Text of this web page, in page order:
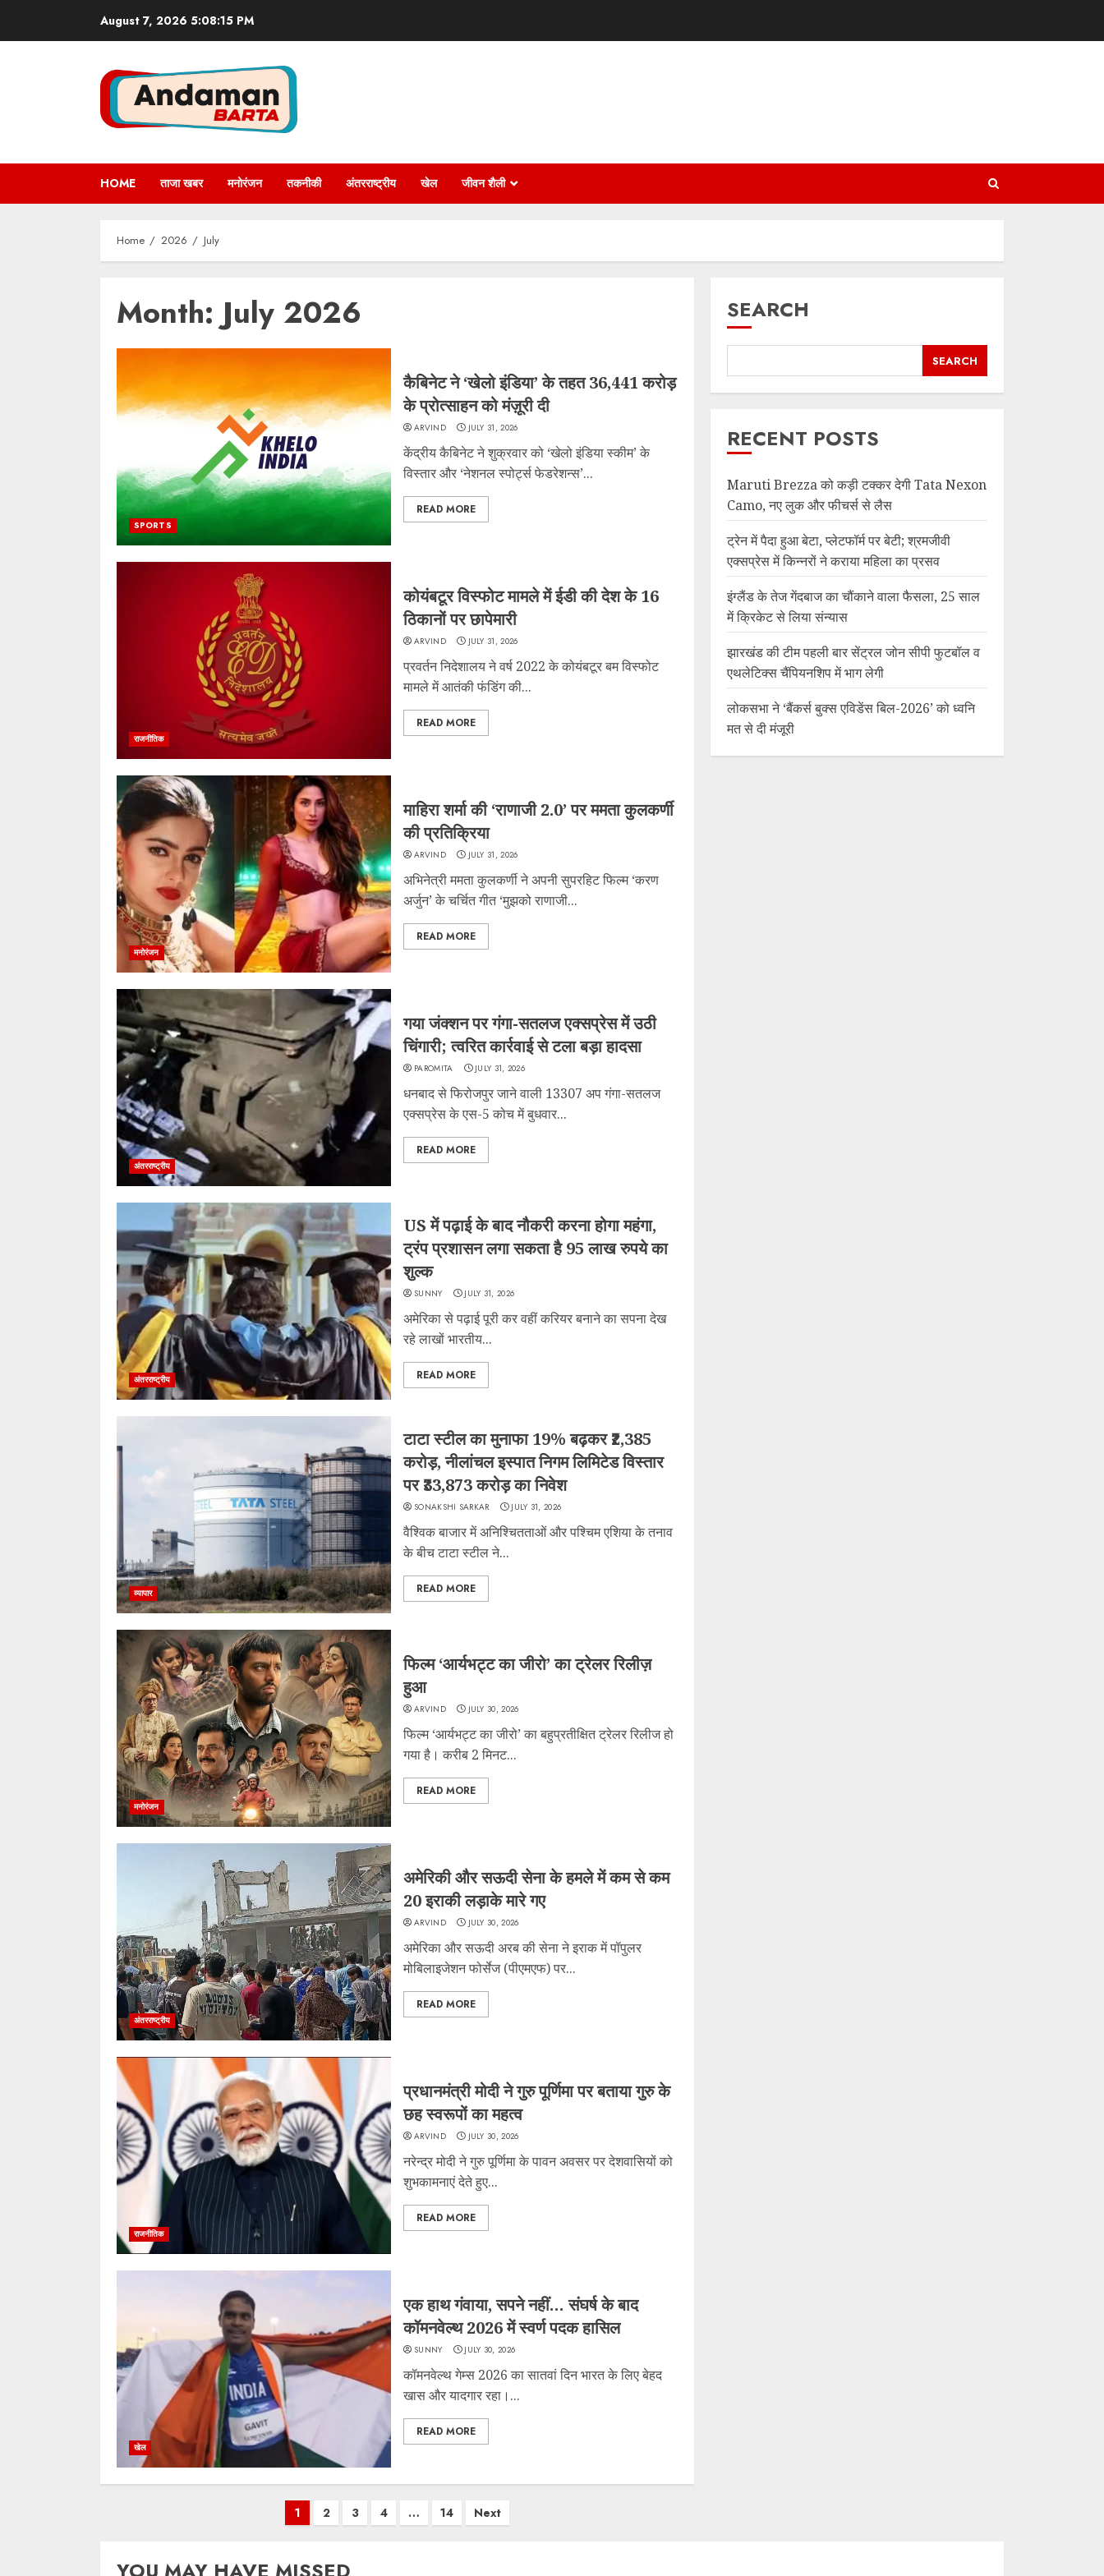
August 7, 2026 5:08:16 PM
HOME ताजा खबर मनोरंजन तकनीकी अंतरराष्ट्रीय खेल जीवन शैली
Home 2026 July
Month:July 2026
SPORTS
कैबिनेट ने ‘खेलो इंडिया’ के तहत 36,441 करोड़
के प्रोत्साहन को मंज़ूरी दी
ARVIND JULY 31, 2026
केंद्रीय कैबिनेट ने शुक्रवार को ‘खेलो इंडिया स्कीम’ के
विस्तार और ‘नेशनल स्पोर्ट्स फेडरेशन्स’...
READ MORE
राजनीतिक
कोयंबटूर विस्फोट मामले में ईडी की देश के 16
ठिकानों पर छापेमारी
ARVIND JULY 31, 2026
प्रवर्तन निदेशालय ने वर्ष 2022 के कोयंबटूर बम विस्फोट
मामले में आतंकी फंडिंग की...
READ MORE
मनोरंजन
माहिरा शर्मा की ‘राणाजी 2.0’ पर ममता कुलकर्णी
की प्रतिक्रिया
ARVIND JULY 31, 2026
अभिनेत्री ममता कुलकर्णी ने अपनी सुपरहिट फिल्म ‘करण
अर्जुन’ के चर्चित गीत ‘मुझको राणाजी...
READ MORE
अंतरराष्ट्रीय
गया जंक्शन पर गंगा-सतलज एक्सप्रेस में उठी
चिंगारी; त्वरित कार्रवाई से टला बड़ा हादसा
PAROMITA JULY 31, 2026
धनबाद से फिरोजपुर जाने वाली 13307 अप गंगा-सतलज
एक्सप्रेस के एस-5 कोच में बुधवार...
READ MORE
अंतरराष्ट्रीय
US में पढ़ाई के बाद नौकरी करना होगा महंगा,
ट्रंप प्रशासन लगा सकता है 95 लाख रुपये का
शुल्क
SUNNY JULY 31, 2026
अमेरिका से पढ़ाई पूरी कर वहीं करियर बनाने का सपना देख
रहे लाखों भारतीय...
READ MORE
व्यापार
टाटा स्टील का मुनाफा 19% बढ़कर ₹2,385
करोड़, नीलांचल इस्पात निगम लिमिटेड विस्तार
पर ₹33,873 करोड़ का निवेश
SONAKSHI SARKAR JULY 31, 2026
वैश्विक बाजार में अनिश्चितताओं और पश्चिम एशिया के तनाव
के बीच टाटा स्टील ने...
READ MORE
मनोरंजन
फिल्म ‘आर्यभट्ट का जीरो’ का ट्रेलर रिलीज़
हुआ
ARVIND JULY 30, 2026
फिल्म ‘आर्यभट्ट का जीरो’ का बहुप्रतीक्षित ट्रेलर रिलीज हो
गया है। करीब 2 मिनट...
READ MORE
अंतरराष्ट्रीय
अमेरिकी और सऊदी सेना के हमले में कम से कम
20 इराकी लड़ाके मारे गए
ARVIND JULY 30, 2026
अमेरिका और सऊदी अरब की सेना ने इराक में पॉपुलर
मोबिलाइजेशन फोर्सेज (पीएमएफ) पर...
READ MORE
राजनीतिक
प्रधानमंत्री मोदी ने गुरु पूर्णिमा पर बताया गुरु के
छह स्वरूपों का महत्व
ARVIND JULY 30, 2026
नरेन्द्र मोदी ने गुरु पूर्णिमा के पावन अवसर पर देशवासियों को
शुभकामनाएं देते हुए...
READ MORE
खेल
एक हाथ गंवाया, सपने नहीं… संघर्ष के बाद
कॉमनवेल्थ 2026 में स्वर्ण पदक हासिल
SUNNY JULY 30, 2026
कॉमनवेल्थ गेम्स 2026 का सातवां दिन भारत के लिए बेहद
खास और यादगार रहा।...
READ MORE
1 2 3 4 … 14 Next
SEARCH
SEARCH
RECENT POSTS
Maruti Brezza को कड़ी टक्कर देगी Tata Nexon
Camo, नए लुक और फीचर्स से लैस
ट्रेन में पैदा हुआ बेटा, प्लेटफॉर्म पर बेटी; श्रमजीवी
एक्सप्रेस में किन्नरों ने कराया महिला का प्रसव
इंग्लैंड के तेज गेंदबाज का चौंकाने वाला फैसला, 25 साल
में क्रिकेट से लिया संन्यास
झारखंड की टीम पहली बार सेंट्रल जोन सीपी फुटबॉल व
एथलेटिक्स चैंपियनशिप में भाग लेगी
लोकसभा ने ‘बैंकर्स बुक्स एविडेंस बिल-2026’ को ध्वनि
मत से दी मंजूरी